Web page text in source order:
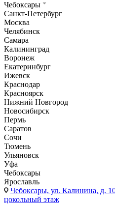
Чебоксары
Санкт-Петербург
Москва
Челябинск
Самара
Калининград
Воронеж
Екатеринбург
Ижевск
Краснодар
Красноярск
Нижний Новгород
Новосибирск
Пермь
Саратов
Сочи
Тюмень
Ульяновск
Уфа
Чебоксары
Ярославль
Чебоксары, ул. Калинина,
цокольный этаж